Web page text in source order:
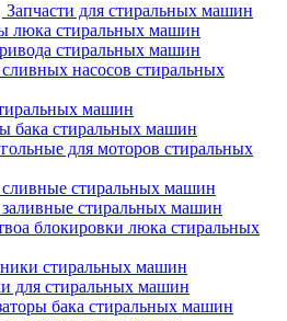
Запчасти для стиральных машин
люка стиральных машин
стиральных машин
насосов стиральных
машин
бака стиральных машин
для моторов стиральных
стиральных машин
стиральных машин
блокировки люка стиральных
стиральных машин
для стиральных машин
бака стиральных машин